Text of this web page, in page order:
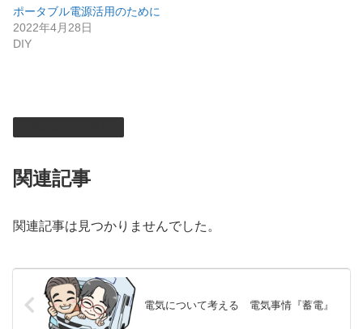
ポータブル電源活用のために
2022年4月28日
DIY
関連記事
関連記事は見つかりませんでした。
電気について考える 電気事情『蓄電』